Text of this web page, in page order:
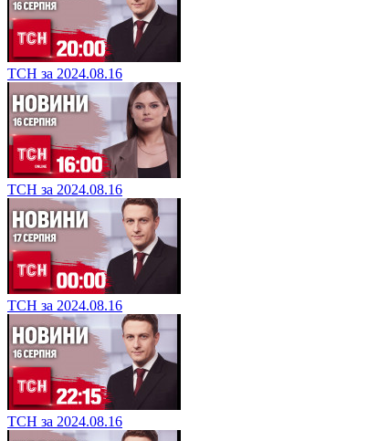
ТСН за 2024.08.16
ТСН за 2024.08.16
ТСН за 2024.08.16
ТСН за 2024.08.16